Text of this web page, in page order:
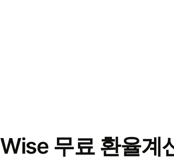
Wise 무료 환율계